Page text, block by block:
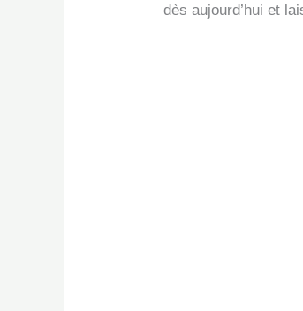
dès aujourd’hui et